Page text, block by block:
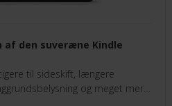
af den suveræne Kindle
til sideskift, længere
og meget mere.